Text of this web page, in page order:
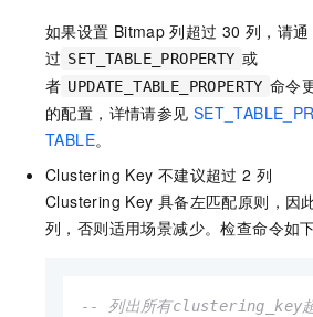
如果设置 Bitmap 列超过 30 列，请通
过 SET_TABLE_PROPERTY 或
者 UPDATE_TABLE_PROPERTY 命令
的配置，详情请参见
TABLE。
Clustering Key 不建议超过 2 列
Clustering Key 具备左匹配原则，因
列，否则适用场景减少。检查命令如下
-- 列出所有clustering_key超